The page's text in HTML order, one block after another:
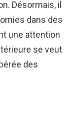
Désormais, il
dans des
une attention
se veut
des